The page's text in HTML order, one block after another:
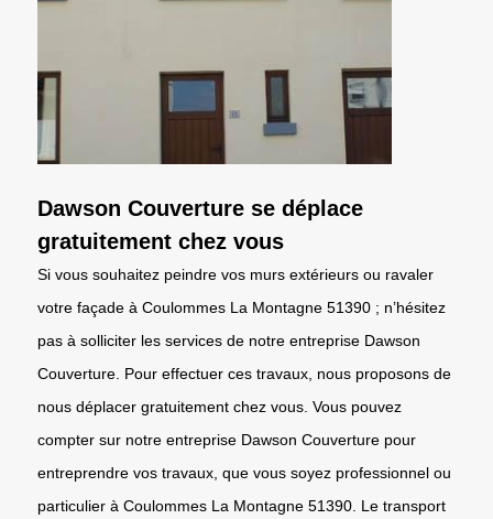
Dawson Couverture se déplace
gratuitement chez vous
Si vous souhaitez peindre vos murs extérieurs ou ravaler
votre façade à Coulommes La Montagne 51390 ; n’hésitez
pas à solliciter les services de notre entreprise Dawson
Couverture. Pour effectuer ces travaux, nous proposons de
nous déplacer gratuitement chez vous. Vous pouvez
compter sur notre entreprise Dawson Couverture pour
entreprendre vos travaux, que vous soyez professionnel ou
particulier à Coulommes La Montagne 51390. Le transport